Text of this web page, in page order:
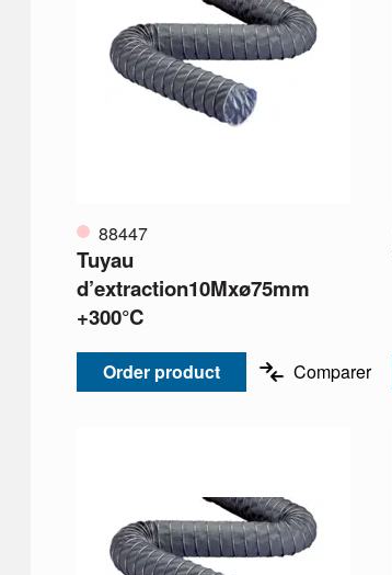
88447
Tuyau
d’extraction10Mxø75mm
+300°C
Order product Comparer